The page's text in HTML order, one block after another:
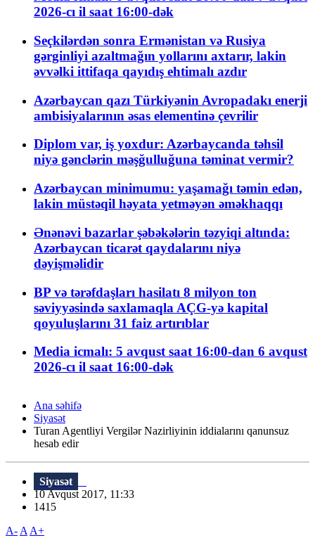
2026-cı il saat 16:00-dək
Seçkilərdən sonra Ermənistan və Rusiya
gərginliyi azaltmağın yollarını axtarır, lakin
əvvəlki ittifaqa qayıdış ehtimalı azdır
Azərbaycan qazı Türkiyənin Avropadakı enerji
ambisiyalarının əsas elementinə çevrilir
Diplom var, iş yoxdur: Azərbaycanda təhsil
niyə gənclərin məşğulluğuna təminat vermir?
Azərbaycan minimumu: yaşamağı təmin edən,
lakin müstəqil həyata yetməyən əməkhaqqı
Ənənəvi bazarlar şəbəkələrin təzyiqi altında:
Azərbaycan ticarət qaydalarını niyə
dəyişməlidir
BP və tərəfdaşları hasilatı 8 milyon ton
səviyyəsində saxlamaqla AÇG-yə kapital
qoyuluşlarını 31 faiz artırıblar
Media icmalı: 5 avqust saat 16:00-dan 6 avqust
2026-cı il saat 16:00-dək
Ana səhifə
Siyasət
Turan Agentliyi Vergilər Nazirliyinin iddialarını qanunsuz
hesab edir
Siyasət
10 Avqust 2017, 11:33
1415
A- A A+